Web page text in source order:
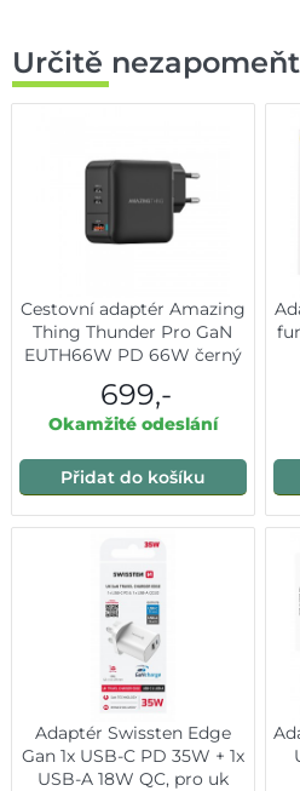
Určitě
Cestovní adaptér Amazing
Thing Thunder Pro GaN
EUTH66W PD 66W černý
699,-
Okamžité odeslání
Přidat do košíku
Adaptér Swissten Edge
Gan 1x USB-C PD 35W + 1x
USB-A 18W QC, pro uk